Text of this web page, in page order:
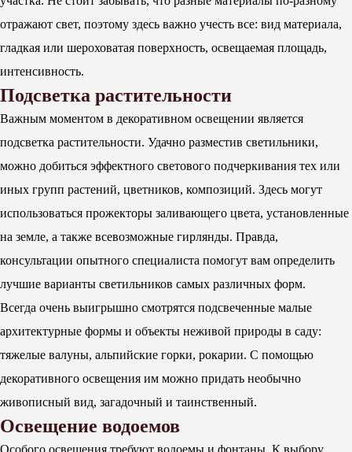
отражают свет, поэтому здесь важно учесть все: вид материала,
гладкая или шероховатая поверхность, освещаемая площадь,
интенсивность.
Подсветка растительности
Важным моментом в декоративном освещении является
подсветка растительности. Удачно разместив светильники,
можно добиться эффектного светового подчеркивания тех или
иных групп растений, цветников, композиций. Здесь могут
использоваться прожекторы заливающего цвета, установленные
на земле, а также всевозможные гирлянды. Правда,
консультации опытного специалиста помогут вам определить
лучшие варианты светильников самых различных форм.
Всегда очень выигрышно смотрятся подсвеченные малые
архитектурные формы и объекты неживой природы в саду:
тяжелые валуны, альпийские горки, рокарии. С помощью
декоративного освещения им можно придать необычно
живописный вид, загадочный и таинственный.
Освещение водоемов
Особого освещения требуют водоемы и фонтаны. К выбору